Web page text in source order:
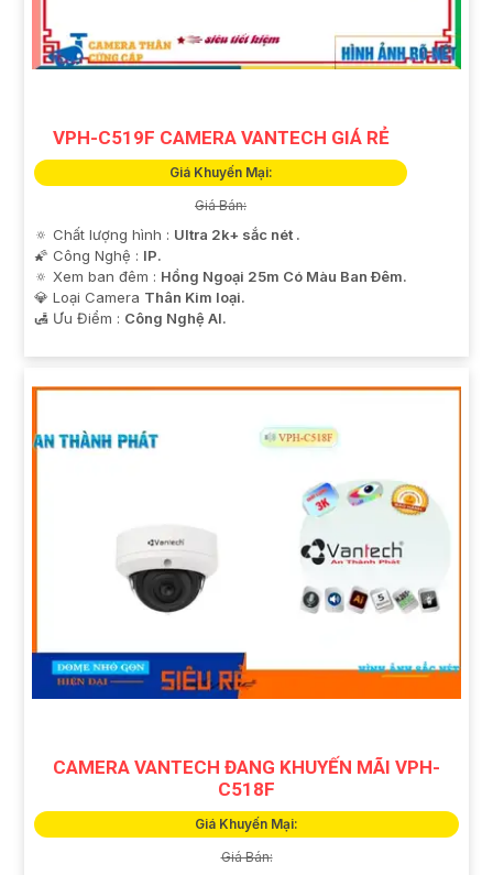
VPH-C519F CAMERA VANTECH GIÁ RẺ
Giá Khuyến Mại:
Giá Bán:
🔅 Chất lượng hình : Ultra 2k+ sắc nét .
🌠 Công Nghệ : IP.
🔅 Xem ban đêm : Hồng Ngoại 25m Có Màu Ban Ðêm.
💎 Loại Camera Thân Kim loại.
️🛃 Ưu Điểm : Công Nghệ AI.
CAMERA VANTECH ĐANG KHUYẾN MÃI VPH-
C518F
Giá Khuyến Mại:
Giá Bán: